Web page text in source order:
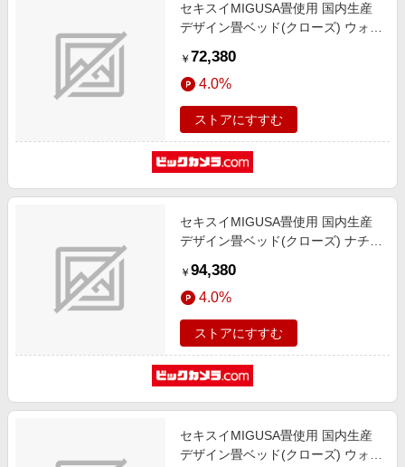
セキスイMIGUSA畳使用 国内生産
デザイン畳ベッド(クローズ) ウォル
ルサイズ]
￥ 72,380
4.0%
ストアにすすむ
セキスイMIGUSA畳使用 国内生産
デザイン畳ベッド(クローズ) ナチュ
ズ]
￥ 94,380
4.0%
ストアにすすむ
セキスイMIGUSA畳使用 国内生産
デザイン畳ベッド(クローズ) ウォル